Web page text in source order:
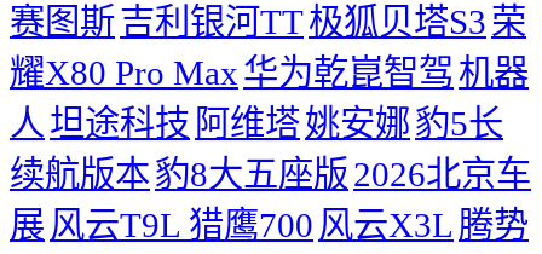
赛图斯吉利银河TT极狐贝塔S3荣
耀X80 Pro Max华为乾崑智驾 机器
人 坦途科技 阿维塔姚安娜豹5长
续航版本豹8大五座版2026北京车
展 风云T9L 猎鹰700 风云X3L 腾势